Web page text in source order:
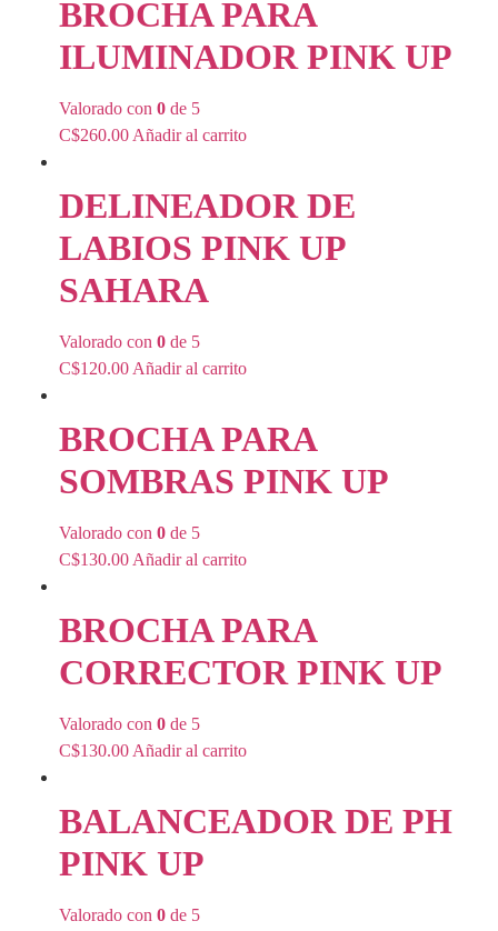
BROCHA PARA
ILUMINADOR PINK UP
Valorado con0 de 5
C$260.00 Añadir al carrito
DELINEADOR DE
LABIOS PINK UP
SAHARA
Valorado con0 de 5
C$120.00 Añadir al carrito
BROCHA PARA
SOMBRAS PINK UP
Valorado con0 de 5
C$130.00 Añadir al carrito
BROCHA PARA
CORRECTOR PINK UP
Valorado con0 de 5
C$130.00 Añadir al carrito
BALANCEADOR DE PH
PINK UP
Valorado con0 de 5